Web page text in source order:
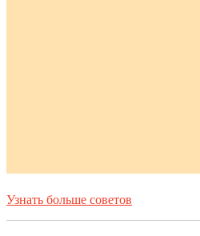
Узнать больше советов